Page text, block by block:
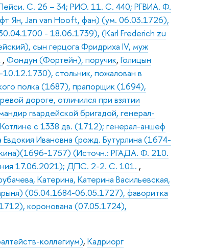
С. 26 – 34; РИО. 11. С. 440; РГВИА. Ф.
Ян, Jan van Hooft, фан) (ум. 06.03.1726),
- 18.06.1739), (Karl Frederich zu
сын герцога Фридриха IV, муж
,Фондун (Фортейн), поручик,Голицын
стольник, пожалован в
полка (1687), прапорщик (1694),
дороге, отличился при взятии
гвардейской бригадой, генерал-
с 1338 дв. (1712); генерал-аншеф
Ивановна (рожд. Бутурлина (1674-
1757) (Источн.: РГАДА. Ф. 210.
17.06.2021); ДПС. 2-2. С. 101. ,
Катерина, Катерина Васильевская,
(05.04.1684-06.05.1727), фаворитка
коронована (07.05.1724),
коллегиум),Кадриорг